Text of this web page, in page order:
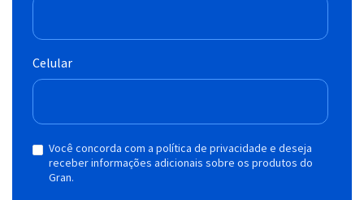
Celular
Você concorda com a política de privacidade e deseja
receber informações adicionais sobre os produtos do
Gran.